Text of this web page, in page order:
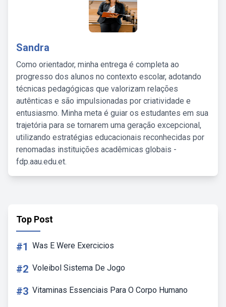
Sandra
Como orientador, minha entrega é completa ao
progresso dos alunos no contexto escolar, adotando
técnicas pedagógicas que valorizam relações
autênticas e são impulsionadas por criatividade e
entusiasmo. Minha meta é guiar os estudantes em sua
trajetória para se tornarem uma geração excepcional,
utilizando estratégias educacionais reconhecidas por
renomadas instituições acadêmicas globais -
fdp.aau.edu.et.
Top Post
#1 Was E Were Exercicios
#2 Voleibol Sistema De Jogo
#3 Vitaminas Essenciais Para O Corpo Humano